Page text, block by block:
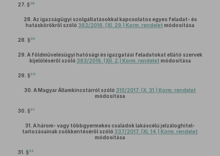
27. §28
28. Az igazságügyi szolgáltatásokkal kapcsolatos egyes feladat- és
hatáskörökről szóló 362/2016. (XI. 29.) Korm. rendelet módosítása
28. §29
29. A földművelésügyi hatósági és igazgatási feladatokat ellátó szervek
kijelöléséről szóló 383/2016. (XII. 2.) Korm. rendelet módosítása
29. §30
30. A Magyar Államkincstárról szóló 310/2017. (X. 31.) Korm. rendelet
módosítása
30. §31
31. A három- vagy többgyermekes családok lakáscélú jelzáloghitel-
tartozásainak csökkentéséről szóló 337/2017. (XI. 14.) Korm. rendelet
módosítása
31. §32